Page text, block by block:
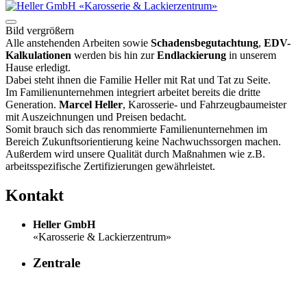
Bild vergrößern
Alle anstehenden Arbeiten sowie Schadensbegutachtung, EDV-
Kalkulationen werden bis hin zurEndlackierung in unserem
Hause erledigt.
Dabei steht ihnen die Familie Heller mit Rat und Tat zu Seite.
Im Familienunternehmen integriert arbeitet bereits die dritte
Generation. Marcel Heller, Karosserie- und Fahrzeugbaumeister
mit Auszeichnungen und Preisen bedacht.
Somit brauch sich das renommierte Familienunternehmen im
Bereich Zukunftsorientierung keine Nachwuchssorgen machen.
Außerdem wird unsere Qualität durch Maßnahmen wie z.B.
arbeitsspezifische Zertifizierungen gewährleistet.
Kontakt
Heller GmbH
«Karosserie & Lackierzentrum»
Zentrale